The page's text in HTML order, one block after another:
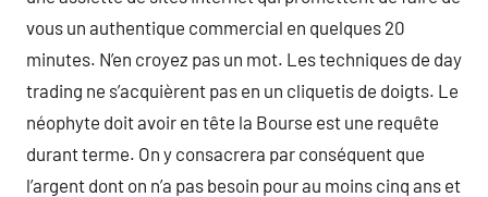
vous un authentique commercial en quelques 20
minutes. N’en croyez pas un mot. Les techniques de day
trading ne s’acquièrent pas en un cliquetis de doigts. Le
néophyte doit avoir en tête la Bourse est une requête
durant terme. On y consacrera par conséquent que
l’argent dont on n’a pas besoin pour au moins cinq ans et